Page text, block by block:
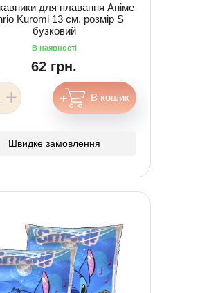
для плавання Аніме
Kuromi 13 см, розмір S
бузковий
62 грн.
Швидке замовлення